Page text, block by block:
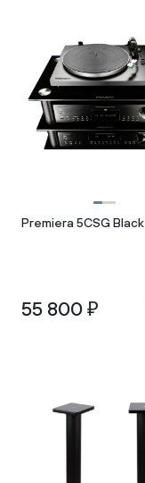
Premiera 5CSG Black
55 800 ₽